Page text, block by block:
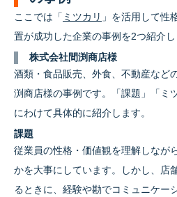
ここでは「 ミツカリ 」を活用して性
置が成功した企業の事例を2つ紹介し
株式会社間渕商店様
酒類・食品販売、外食、不動産など
渕商店様の事例です。「課題」「ミ
にわけて具体的に紹介します。
課題
従業員の性格・価値観を理解しなが
かを大事にしています。しかし、店
るときに、経験や勘でコミュニケー